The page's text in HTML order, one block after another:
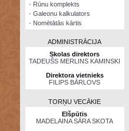
· Rūnu komplekts
· Galeonu kalkulators
· Nomētātās kārtis
ADMINISTRĀCIJA
Skolas direktors
TADEUŠS MERLINS KAMINSKI
Direktora vietnieks
FILIPS BĀRLOVS
TORŅU VECĀKIE
Elšpūtis
MADELAINA SĀRA SKOTA